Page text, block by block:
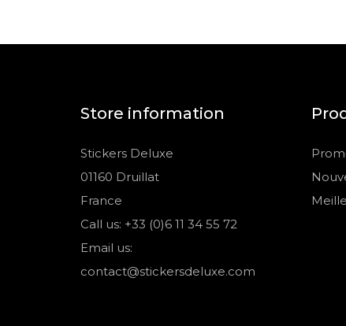
Store information
Stickers Deluxe
01160 Druillat
France
Call us: +33 (0)6 11 34 55 72
Email us:
contact@stickersdeluxe.com